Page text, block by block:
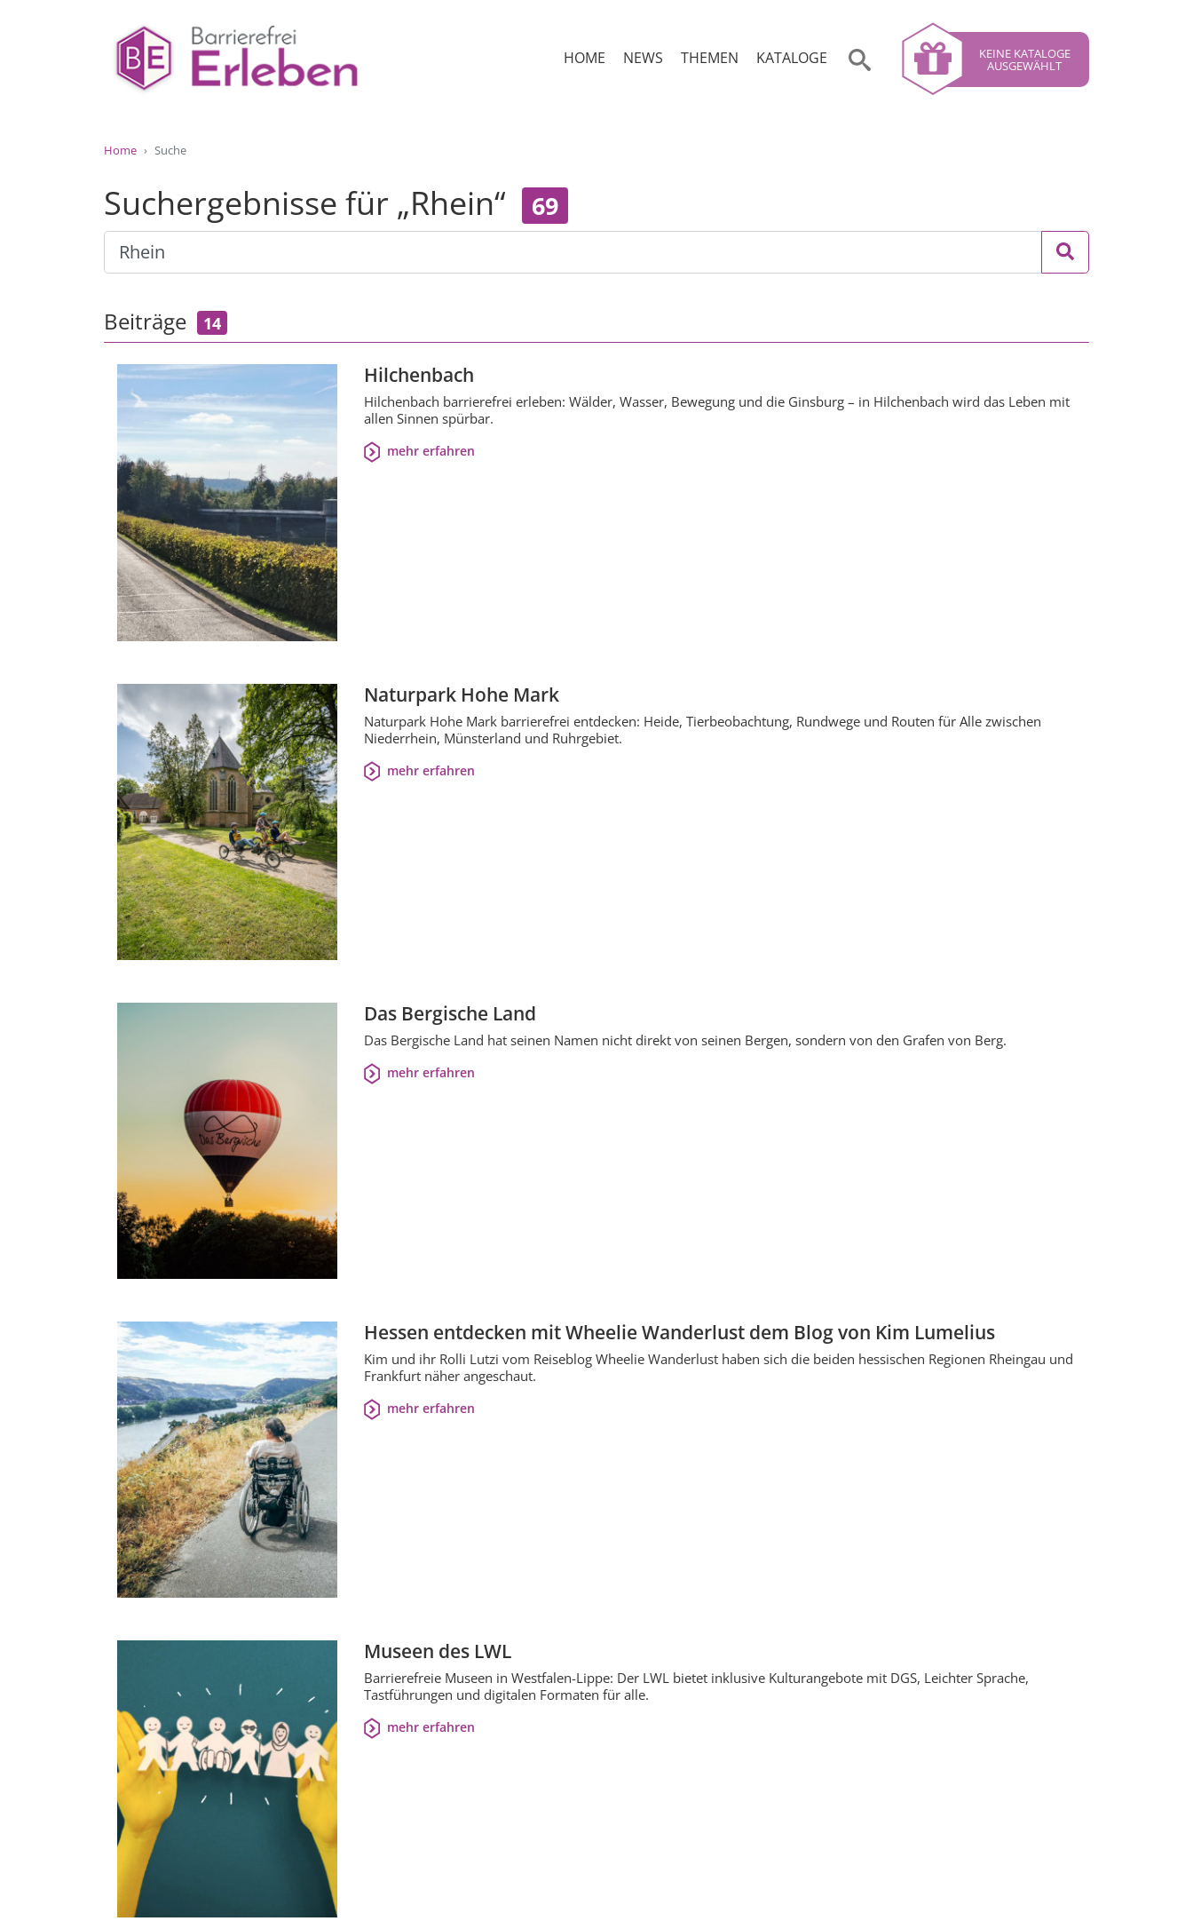
HOME NEWS THEMEN KATALOGE KEINE KATALOGE
AUSGEWÄHLT
Home Suche
Suchergebnisse für „Rhein“ 69
Beiträge 14
Hilchenbach
Hilchenbach barrierefrei erleben: Wälder, Wasser, Bewegung und die Ginsburg – in Hilchenbach wird das Leben mit
allen Sinnen spürbar.
mehr erfahren
Naturpark Hohe Mark
Naturpark Hohe Mark barrierefrei entdecken: Heide, Tierbeobachtung, Rundwege und Routen für Alle zwischen
Niederrhein, Münsterland und Ruhrgebiet.
mehr erfahren
Das Bergische Land
Das Bergische Land hat seinen Namen nicht direkt von seinen Bergen, sondern von den Grafen von Berg.
mehr erfahren
Hessen entdecken mit Wheelie Wanderlust dem Blog von Kim Lumelius
Kim und ihr Rolli Lutzi vom Reiseblog Wheelie Wanderlust haben sich die beiden hessischen Regionen Rheingau und
Frankfurt näher angeschaut.
mehr erfahren
Museen des LWL
Barrierefreie Museen in Westfalen-Lippe: Der LWL bietet inklusive Kulturangebote mit DGS, Leichter Sprache,
Tastführungen und digitalen Formaten für alle.
mehr erfahren